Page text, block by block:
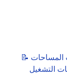
📝 الوصف: موديلات متعددة بقدرات مختلفة تناسب المساحات